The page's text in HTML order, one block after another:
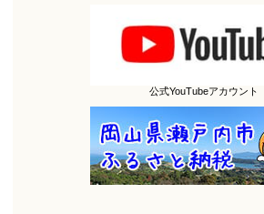
公式YouTubeアカウント